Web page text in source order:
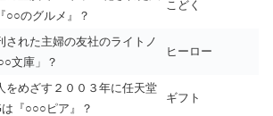
○○のグルメ』？
こどく
された主婦の友社のライトノ
文庫」？
ヒーロー
をめざす２００３年に任天堂
『○○○ピア』？
ギフト